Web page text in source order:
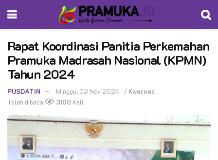
Rapat Koordinasi Panitia Perkemahan
Pramuka Madrasah Nasional (KPMN)
Tahun 2024
PUSDATIN Minggu, 03 Nov 2024 / Kwarnas
Telah dibaca
3100 Kali